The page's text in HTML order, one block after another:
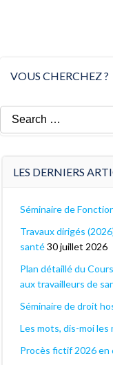
VOUS CHERCHEZ ?
Search
for:
LES DERNIERS
Séminaire de
Travaux dirigés
santé30 juillet 2026
Plan détaillé du
aux travailleurs de
Séminaire de droit
Les mots, dis-moi les
Procès fictif 2026 en